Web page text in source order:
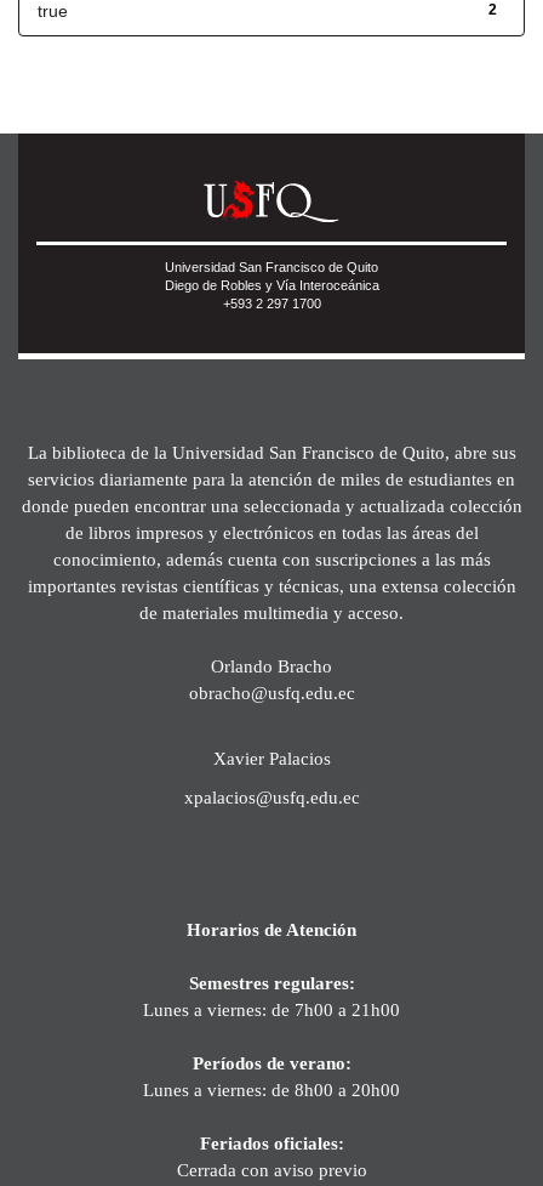
2
true
Universidad San Francisco de Quito
Diego de Robles y Vía Interoceánica
+593 2 297 1700
La biblioteca de la Universidad San Francisco de Quito, abre sus
servicios diariamente para la atención de miles de estudiantes en
donde pueden encontrar una seleccionada y actualizada colección
de libros impresos y electrónicos en todas las áreas del
conocimiento, además cuenta con suscripciones a las más
importantes revistas científicas y técnicas, una extensa colección
de materiales multimedia y acceso.
Orlando Bracho
obracho@usfq.edu.ec
Xavier Palacios
xpalacios@usfq.edu.ec
Horarios de Atención
Semestres regulares:
Lunes a viernes: de 7h00 a 21h00
Períodos de verano:
Lunes a viernes: de 8h00 a 20h00
Feriados oficiales:
Cerrada con aviso previo